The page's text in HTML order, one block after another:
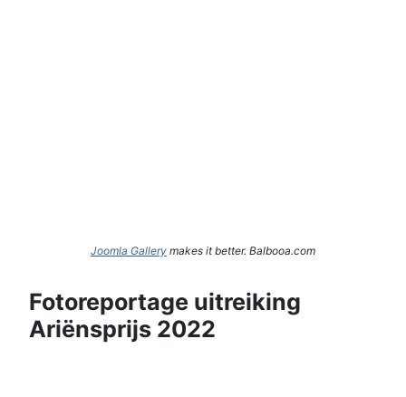
Joomla Gallery makes it better. Balbooa.com
Fotoreportage uitreiking
Ariënsprijs 2022